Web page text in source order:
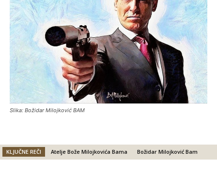
Slika: Božidar Milojković BAM
KLJUČNE REČI Atelje Bože Milojkovića Bama Božidar Milojković Bam